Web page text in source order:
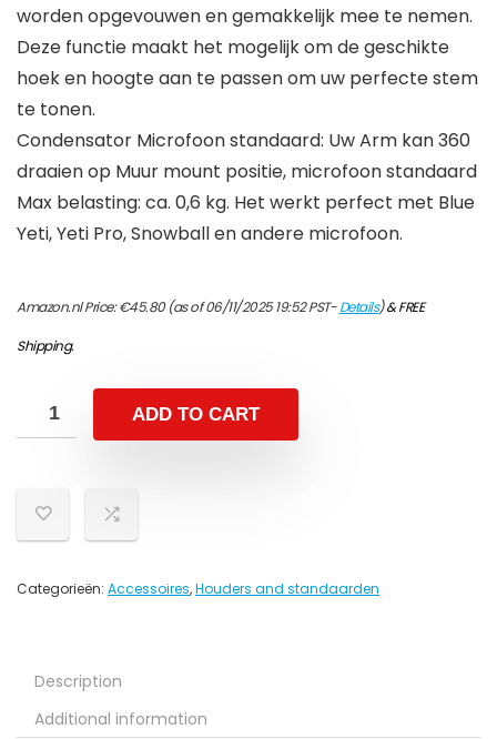
worden opgevouwen en gemakkelijk mee te nemen.
Deze functie maakt het mogelijk om de geschikte
hoek en hoogte aan te passen om uw perfecte stem
te tonen.
Condensator Microfoon standaard: Uw Arm kan 360
draaien op Muur mount positie, microfoon standaard
Max belasting: ca. 0,6 kg. Het werkt perfect met Blue
Yeti, Yeti Pro, Snowball en andere microfoon.
Amazon.nl Price:€45.80(as of 06/11/2025 19:52 PST-Details)&FREE
Shipping.
ADD TO CART
Categorieën: Accessoires,Houders and standaarden
Description
Additional information